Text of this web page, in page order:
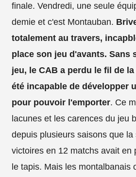
finale. Vendredi, une seule
demie et c'est Montauban.
totalement au travers,
place son jeu d'avants. Sans
jeu, le CAB a perdu le fil de
été incapable de développer
pour pouvoir l'emporter. Ce
lacunes et les carences du jeu
depuis plusieurs saisons que la
victoires en 12 matchs avait en
le tapis. Mais les montalbanais